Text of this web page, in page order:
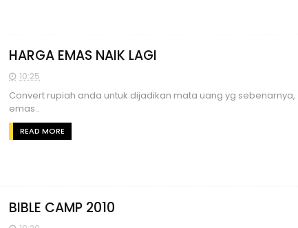
HARGA EMAS NAIK LAGI
10:25
Convert rupiah anda untuk dijadikan mata uang yg sebenarnya,
emas..
READ MORE
BIBLE CAMP 2010